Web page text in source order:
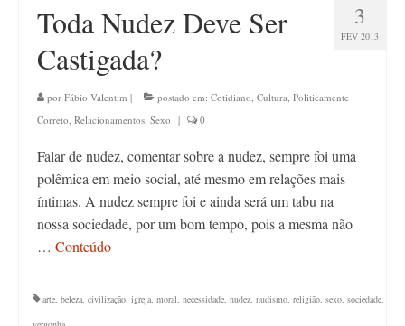
3
FEV 2013
Toda Nudez Deve Ser
Castigada?
por Fábio Valentim | postado em: Cotidiano, Cultura, Politicamente
Correto, Relacionamentos, Sexo | 0
Falar de nudez, comentar sobre a nudez, sempre foi uma
polêmica em meio social, até mesmo em relações mais
íntimas. A nudez sempre foi e ainda será um tabu na
nossa sociedade, por um bom tempo, pois a mesma não
… Conteúdo
arte, beleza, civilização, igreja, moral, necessidade, nudez, nudismo, religião, sexo, sociedade,